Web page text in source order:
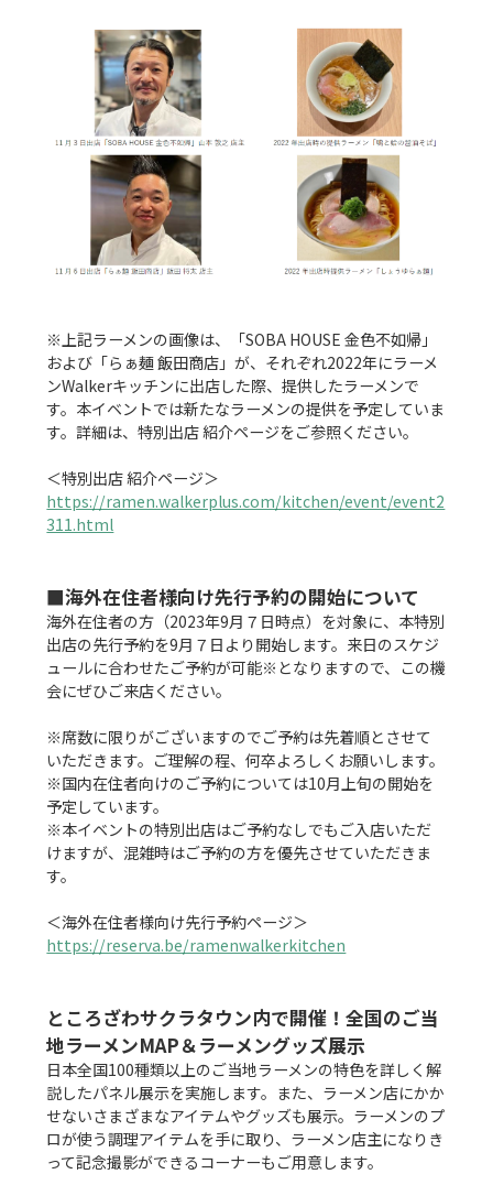
※上記ラーメンの画像は、「SOBA HOUSE 金色不如帰」
および「らぁ麺 飯田商店」が、それぞれ2022年にラーメ
ンWalkerキッチンに出店した際、提供したラーメンで
す。本イベントでは新たなラーメンの提供を予定していま
す。詳細は、特別出店 紹介ページをご参照ください。
https://ramen.walkerplus.com/kitchen/event/event2
311.html
■海外在住者様向け先行予約の開始について
海外在住者の方（2023年9月７日時点）を対象に、本特別
出店の先行予約を9月７日より開始します。来日のスケジ
ュールに合わせたご予約が可能※となりますので、この機
会にぜひご来店ください。
※席数に限りがございますのでご予約は先着順とさせて
いただきます。ご理解の程、何卒よろしくお願いします。
※国内在住者向けのご予約については10月上旬の開始を
予定しています。
※本イベントの特別出店はご予約なしでもご入店いただ
けますが、混雑時はご予約の方を優先させていただきま
す。
https://reserva.be/ramenwalkerkitchen
ところざわサクラタウン内で開催！全国のご当
地ラーメンMAP＆ラーメングッズ展示
日本全国100種類以上のご当地ラーメンの特色を詳しく解
説したパネル展示を実施します。また、ラーメン店にかか
せないさまざまなアイテムやグッズも展示。ラーメンのプ
ロが使う調理アイテムを手に取り、ラーメン店主になりき
って記念撮影ができるコーナーもご用意します。